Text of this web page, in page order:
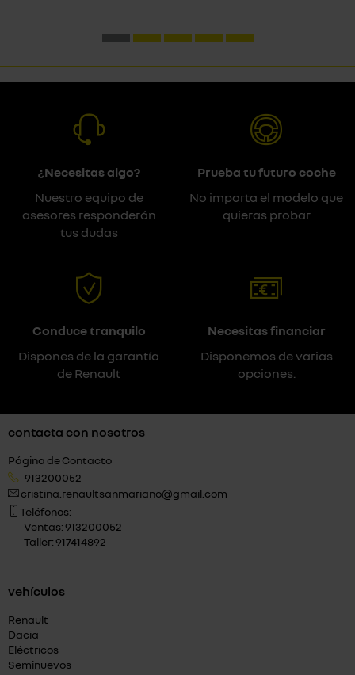
¿Necesitas algo?
Nuestro equipo de
asesores responderán
tus dudas
Prueba tu futuro coche
No importa el modelo que
quieras probar
Conduce tranquilo
Dispones de la garantía
de Renault
Necesitas financiar
Disponemos de varias
opciones.
contacta con nosotros
Página de Contacto
913200052
cristina.renaultsanmariano@gmail.com
Teléfonos:
Ventas: 913200052
Taller: 917414892
vehículos
Renault
Dacia
Eléctricos
Seminuevos